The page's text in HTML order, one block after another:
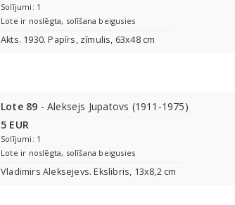
Solījumi: 1
Lote ir noslēgta, solīšana beigusies
Akts. 1930. Papīrs, zīmulis, 63x48 cm
Lote 89 - Aleksejs Jupatovs (1911-1975)
5 EUR
Solījumi: 1
Lote ir noslēgta, solīšana beigusies
Vladimirs Aleksejevs. Ekslibris, 13x8,2 cm